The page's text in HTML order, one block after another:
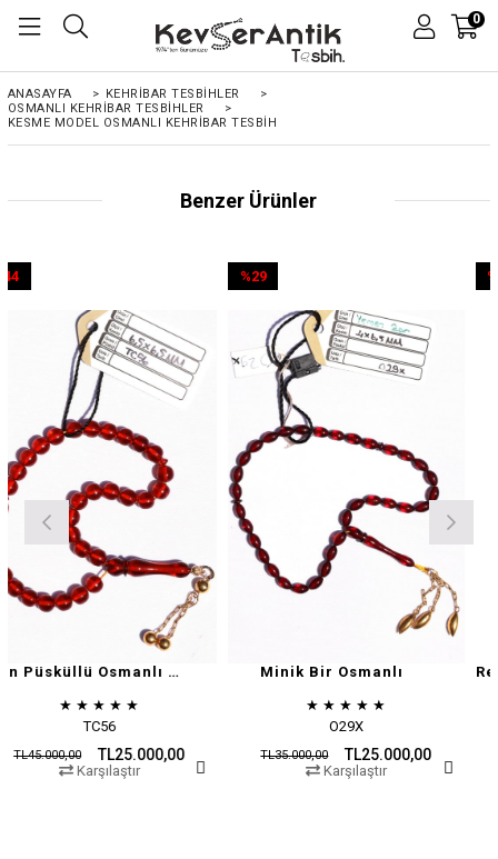
0
ANASAYFA > KEHRIBAR TESBIHLER
>
OSMANLI KEHRİBAR TESBİHLER
>
KESME MODEL OSMANLI KEHRIBAR TESBIH
Benzer Ürünler
Altın Püsküllü Osmanlı Zar
★
TL25.000,00
Minik Bir Osmanlı
★
TL25.000,00
%29İndirim
Karşılaştır
%44İndirim